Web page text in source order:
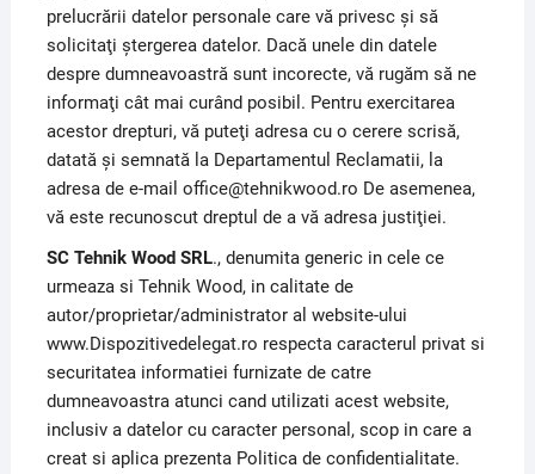
prelucrării datelor personale care vă privesc şi să
solicitaţi ştergerea datelor. Dacă unele din datele
despre dumneavoastră sunt incorecte, vă rugăm să ne
informaţi cât mai curând posibil. Pentru exercitarea
acestor drepturi, vă puteţi adresa cu o cerere scrisă,
datată şi semnată la Departamentul Reclamatii, la
adresa de e-mail office@tehnikwood.ro De asemenea,
vă este recunoscut dreptul de a vă adresa justiţiei.
SC Tehnik Wood SRL., denumita generic in cele ce
urmeaza si Tehnik Wood, in calitate de
autor/proprietar/administrator al website-ului
www.Dispozitivedelegat.ro respecta caracterul privat si
securitatea informatiei furnizate de catre
dumneavoastra atunci cand utilizati acest website,
inclusiv a datelor cu caracter personal, scop in care a
creat si aplica prezenta Politica de confidentialitate.